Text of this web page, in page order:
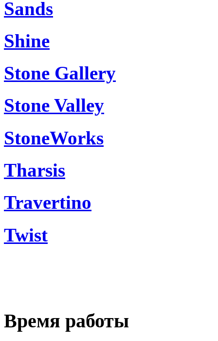
Sands
Shine
Stone Gallery
Stone Valley
StoneWorks
Tharsis
Travertino
Twist
Время работы